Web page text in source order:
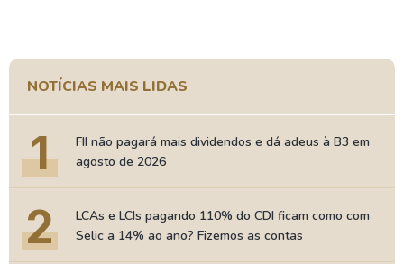
NOTÍCIAS MAIS LIDAS
1
FII não pagará mais dividendos e dá adeus à B3 em
agosto de 2026
2
LCAs e LCIs pagando 110% do CDI ficam como com
Selic a 14% ao ano? Fizemos as contas